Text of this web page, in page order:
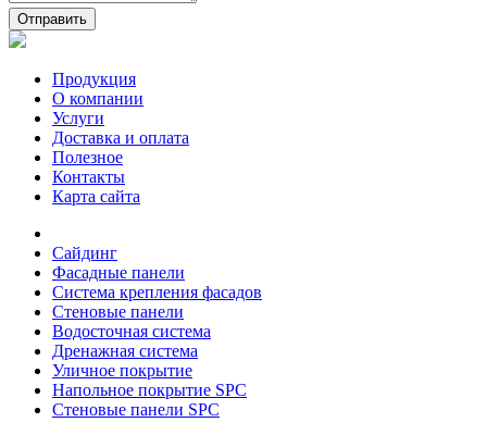
Отправить
Продукция
О компании
Услуги
Доставка и оплата
Полезное
Контакты
Карта сайта
Сайдинг
Фасадные панели
Система крепления фасадов
Стеновые панели
Водосточная система
Дренажная система
Уличное покрытие
Напольное покрытие SPC
Стеновые панели SPC